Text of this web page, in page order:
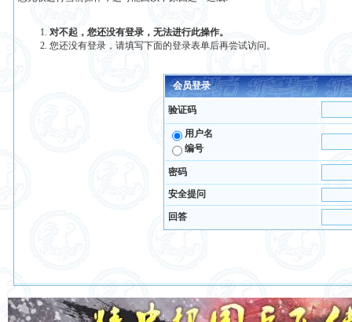
对不起，您还没有登录，无法进行此操作。
您还没有登录，请填写下面的登录表单后再尝试访问。
会员登录
验证码
用户名
编号
密码
安全提问
回答